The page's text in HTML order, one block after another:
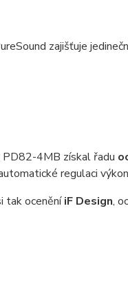
zajišťuje
4MB získal řadu
regulaci
tak oceněníiF Design,